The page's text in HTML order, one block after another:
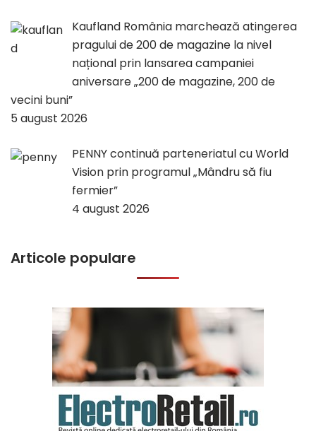
Kaufland România marchează atingerea
pragului de 200 de magazine la nivel
național prin lansarea campaniei
aniversare „200 de magazine, 200 de
vecini buni”
5 august 2026
PENNY continuă parteneriatul cu World
Vision prin programul „Mândru să fiu
fermier”
4 august 2026
Articole populare